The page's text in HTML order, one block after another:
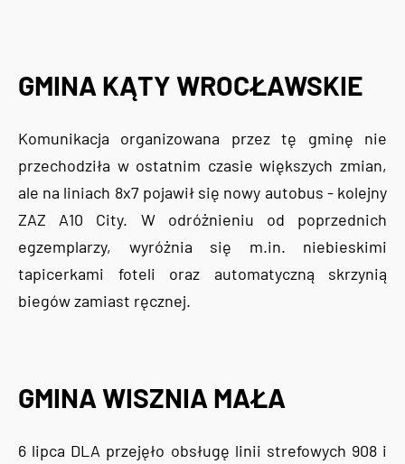
GMINA KĄTY WROCŁAWSKIE
Komunikacja organizowana przez tę gminę nie
przechodziła w ostatnim czasie większych zmian,
ale na liniach 8x7 pojawił się nowy autobus - kolejny
ZAZ A10 City. W odróżnieniu od poprzednich
egzemplarzy, wyróżnia się m.in. niebieskimi
tapicerkami foteli oraz automatyczną skrzynią
biegów zamiast ręcznej.
GMINA WISZNIA MAŁA
6 lipca DLA przejęło obsługę linii strefowych 908 i